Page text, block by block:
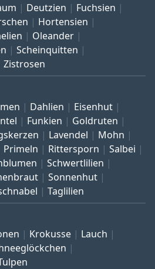
Deutzien
Fuchsien
Hortensien
Oleander
Scheinquitten
Zistrosen
Dahlien
Eisenhut
Funkien
Goldruten
Lavendel
Mohn
Primeln Rittersporn
Salbei
Schwertlilien
Sonnenhut
Taglilien
Krokusse
Lauch